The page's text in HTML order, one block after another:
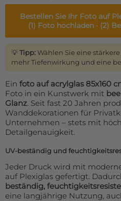
Bestellen Sie Ihr Foto auf
(1) Foto hochladen · (2)
💡Tipp:Wählen Sie eine
mehr Tiefenwirkung und eine
Ein foto auf acrylglas 85x160
Foto in ein Kunstwerk mit
Glanz. Seit fast 20 Jahren
Wanddekorationen für
Unternehmen – stets mit
Detailgenauigkeit.
UV-beständig und
Jeder Druck wird mit
auf Plexiglas gefertigt.
beständig,
eine langjährige Nutzung,